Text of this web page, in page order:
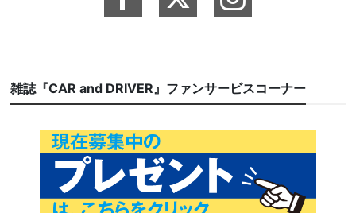
雑誌『CAR and DRIVER』ファンサービスコーナー